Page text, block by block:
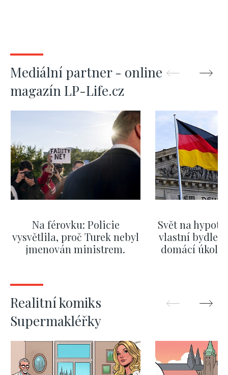
Mediální partner - online
magazín LP-Life.cz
Na férovku: Policie
vysvětlila, proč Turek nebyl
jmenován ministrem.
Svět na
vlastní
domácí úkol.
Realitní komiks
Supermakléřky